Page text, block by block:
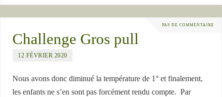
PAS DE COMMENTAIRE
Challenge Gros pull
12 FÉVRIER 2020
Nous avons donc diminué la température de 1° et finalement,
les enfants ne s’en sont pas forcément rendu compte. Par